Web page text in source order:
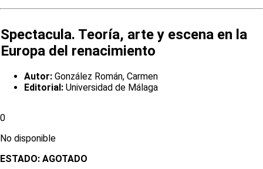
Spectacula. Teoría, arte y escena en la
Europa del renacimiento
Autor: González Román, Carmen
Editorial: Universidad de Málaga
0
No disponible
ESTADO: AGOTADO